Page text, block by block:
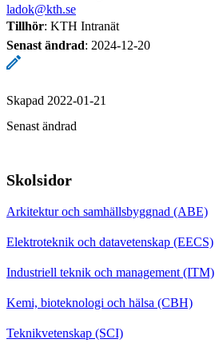
ladok@kth.se
Tillhör: KTH Intranät
Senast ändrad: 2024-12-20
Skapad 2022-01-21
Senast ändrad
Skolsidor
Arkitektur och samhällsbyggnad (ABE)
Elektroteknik och datavetenskap (EECS)
Industriell teknik och management (ITM)
Kemi, bioteknologi och hälsa (CBH)
Teknikvetenskap (SCI)